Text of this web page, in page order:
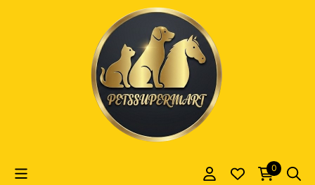
Les préférences de cookies sont actuellement fermées.
0